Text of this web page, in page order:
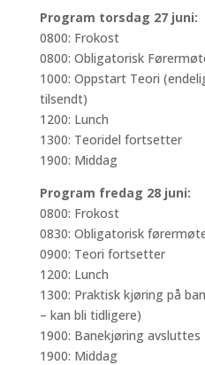
Program torsdag 27 juni:
0800: Frokost
0800: Obligatorisk
1000: Oppstart Teori
tilsendt)
1200: Lunch
1300: Teoridel fortsetter
1900: Middag
Program fredag 28 juni:
0800: Frokost
0830: Obligatorisk
0900: Teori fortsetter
1200: Lunch
1300: Praktisk kjøring på
– kan bli tidligere)
1900: Banekjøring avsluttes
1900: Middag